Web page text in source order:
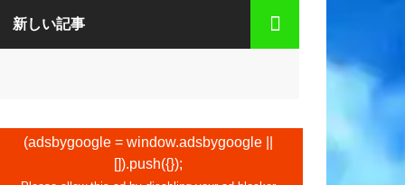
新しい記事
(adsbygoogle = window.adsbygoogle ||
[]).push({});